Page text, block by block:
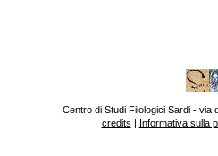
Centro di Studi Filologici Sardi - via
credits | Informativa sulla